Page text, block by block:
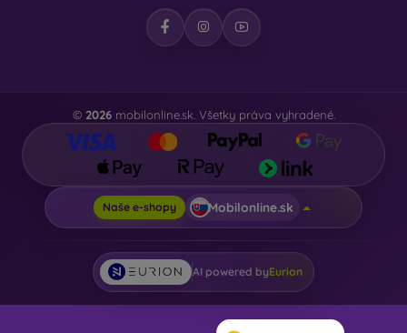
© 2026mobilonline.sk. Všetky práva vyhradené.
Naše e-shopy Mobilonline.sk
AI powered byEurion